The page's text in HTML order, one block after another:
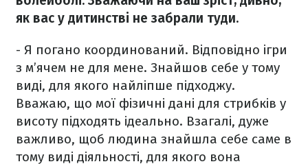
як вас у дитинстві не забрали туди.
- Я погано координований. Відповідно ігри
з м’ячем не для мене. Знайшов себе у тому
виді, для якого найліпше підходжу.
Вважаю, що мої фізичні дані для стрибків у
висоту підходять ідеально. Взагалі, дуже
важливо, щоб людина знайшла себе саме в
тому виді діяльності, для якого вона